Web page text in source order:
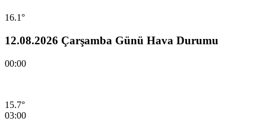
16.1°
12.08.2026 Çarşamba Günü Hava Durumu
00:00
15.7°
03:00